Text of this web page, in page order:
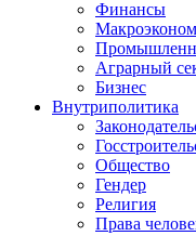
Финансы
Аграрный
Бизнес
Внутриполитика
Общество
Гендер
Религия
Права